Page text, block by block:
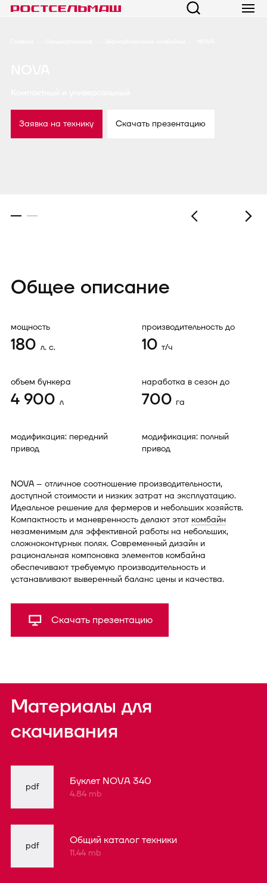
Заявка на технику Скачать презентацию
Общее описание
мощность
180 л. с.
производительность до
10 т/ч
объем бункера
4 900 л
наработка в сезон до
700 га
модификация: передний
привод
модификация: полный
привод
NOVA – отличное соотношение производительности,
доступной стоимости и низких затрат на эксплуатацию.
Идеальное решение для фермеров и небольших хозяйств.
Компактность и маневренность делают этот комбайн
незаменимым для эффективной работы на небольших,
сложноконтурных полях. Современный дизайн и
рациональная компоновка элементов комбайна
обеспечивают требуемую производительность и
устанавливают выверенный баланс цены и качества.
Скачать презентацию
Материалы для
скачивания
pdf Буклет NOVA 340
4.84 mb
pdf Общий каталог техники
11.44 mb